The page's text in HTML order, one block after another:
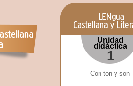
Unidad
didáctica
1
Con ton y son